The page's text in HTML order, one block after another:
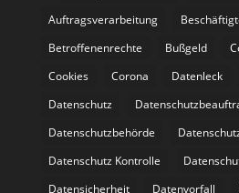
Auftragsverarbeitung
Betroffenenrechte
Bußgeld
Cookies
Corona Datenleck
Datenschutz
Datenschutzbehörde
Datenschutz Kontrolle
Datensicherheit
Datenvorfall